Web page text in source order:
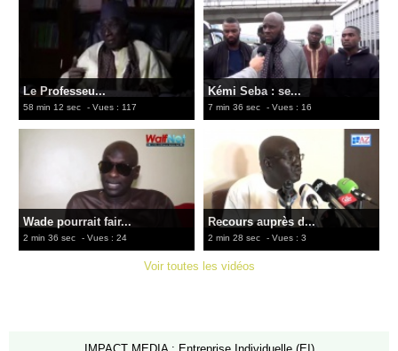
Le Professeu...
58 min 12 sec - Vues : 117
Kémi Seba : se...
7 min 36 sec - Vues : 16
Wade pourrait fair...
2 min 36 sec - Vues : 24
Recours auprès d...
2 min 28 sec - Vues : 3
Voir toutes les vidéos